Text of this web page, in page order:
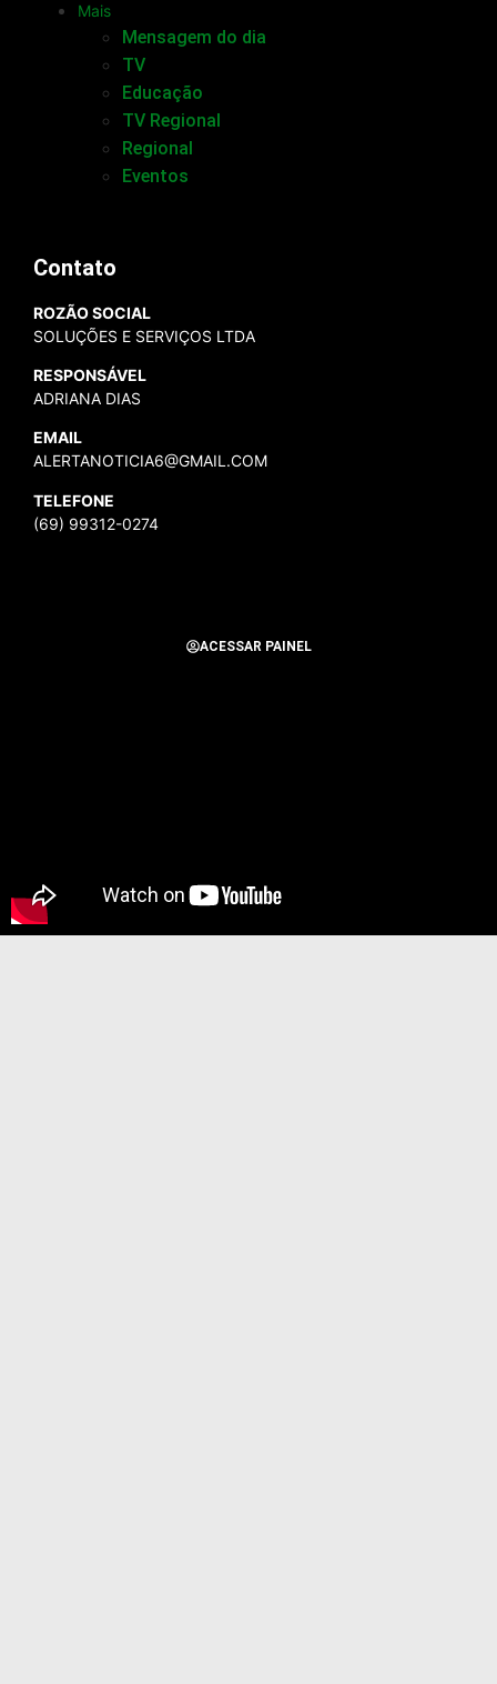
Mais
Mensagem do dia
TV
Educação
TV Regional
Regional
Eventos
Contato
ROZÃO SOCIAL
SOLUÇÕES E SERVIÇOS LTDA
RESPONSÁVEL
ADRIANA DIAS
EMAIL
ALERTANOTICIA6@GMAIL.COM
TELEFONE
(69) 99312-0274
ACESSAR PAINEL